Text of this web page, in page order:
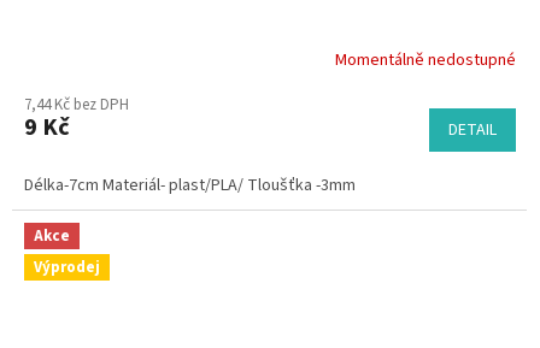
Momentálně nedostupné
7,44 Kč bez DPH
9 Kč DETAIL
Délka-7cm Materiál- plast/PLA/ Tloušťka -3mm
Akce
Výprodej